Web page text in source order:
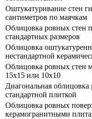
Оштукатуривание стен
сантиметров по маячкам
Облицовка ровных стен
стандартных размеров
Облицовка
нестандартной
Облицовка ровных стен
15х15 или 10х10
Диагональная облицовка
стандартной плиткой
Облицовка ровных
керамогранитными